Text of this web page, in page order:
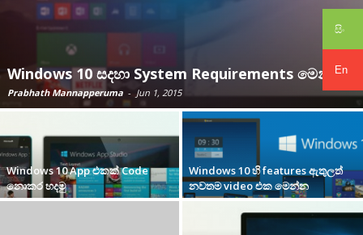
සිං
En
Windows 10 සදහා System Requirements මෙන්න
Prabhath Mannapperuma - Jun 1, 2015
Windows 10 App එකක් Code
නොකර හදමු
Windows 10 හි features ඇතුලත්
නවතම video එක මෙන්න